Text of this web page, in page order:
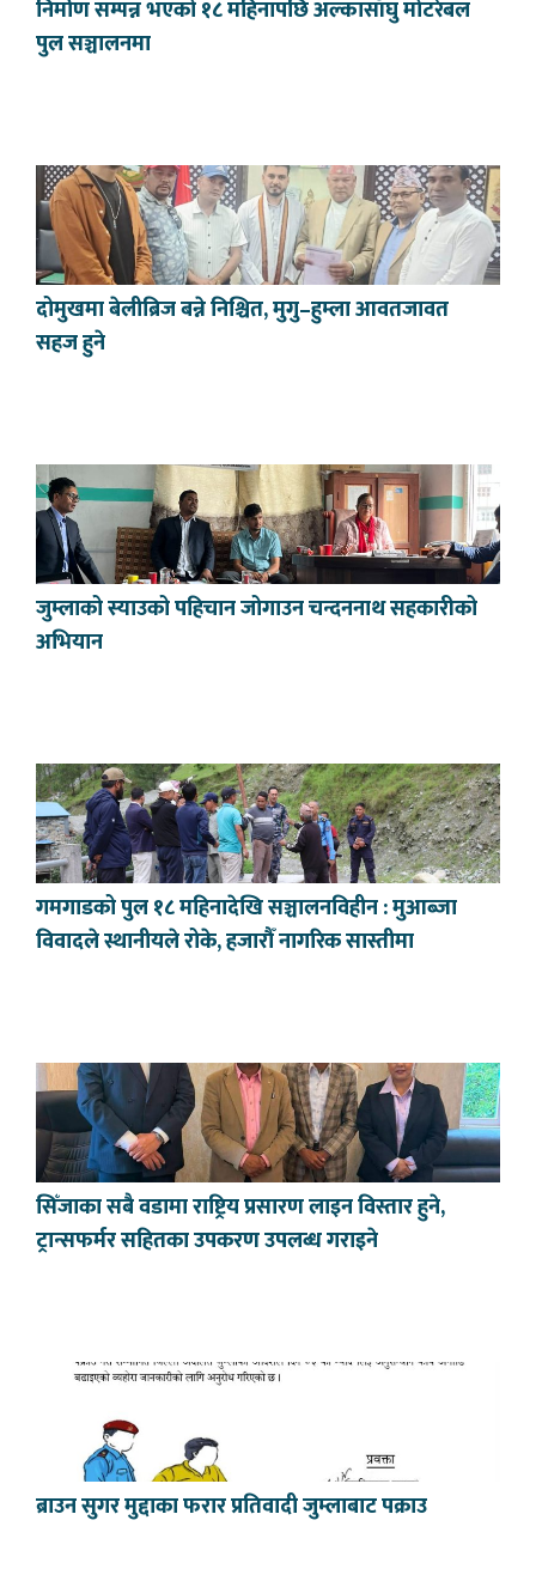
निर्माण सम्पन्न भएको १८ महिनापछि अल्कासाँघु मोटरेबल
पुल सञ्चालनमा
दोमुखमा बेलीब्रिज बन्ने निश्चित, मुगु–हुम्ला आवतजावत
सहज हुने
जुम्लाको स्याउको पहिचान जोगाउन चन्दननाथ सहकारीको
अभियान
गमगाडको पुल १८ महिनादेखि सञ्चालनविहीन : मुआब्जा
विवादले स्थानीयले रोके, हजारौँ नागरिक सास्तीमा
सिँजाका सबै वडामा राष्ट्रिय प्रसारण लाइन विस्तार हुने,
ट्रान्सफर्मर सहितका उपकरण उपलब्ध गराइने
ब्राउन सुगर मुद्दाका फरार प्रतिवादी जुम्लाबाट पक्राउ